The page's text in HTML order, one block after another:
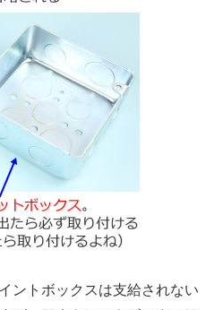
ントボックスは支給されない